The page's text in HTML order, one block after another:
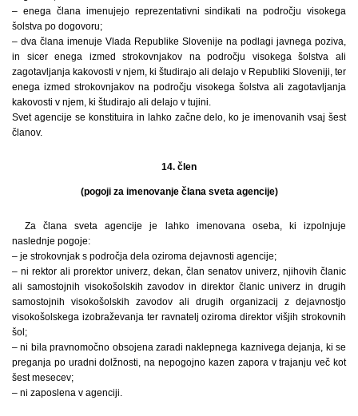
– enega člana imenujejo reprezentativni sindikati na področju visokega
šolstva po dogovoru;
– dva člana imenuje Vlada Republike Slovenije na podlagi javnega poziva,
in sicer enega izmed strokovnjakov na področju visokega šolstva ali
zagotavljanja kakovosti v njem, ki študirajo ali delajo v Republiki Sloveniji, ter
enega izmed strokovnjakov na področju visokega šolstva ali zagotavljanja
kakovosti v njem, ki študirajo ali delajo v tujini.
Svet agencije se konstituira in lahko začne delo, ko je imenovanih vsaj šest
članov.
14. člen
(pogoji za imenovanje člana sveta agencije)
Za člana sveta agencije je lahko imenovana oseba, ki izpolnjuje
naslednje pogoje:
– je strokovnjak s področja dela oziroma dejavnosti agencije;
– ni rektor ali prorektor univerz, dekan, član senatov univerz, njihovih članic
ali samostojnih visokošolskih zavodov in direktor članic univerz in drugih
samostojnih visokošolskih zavodov ali drugih organizacij z dejavnostjo
visokošolskega izobraževanja ter ravnatelj oziroma direktor višjih strokovnih
šol;
– ni bila pravnomočno obsojena zaradi naklepnega kaznivega dejanja, ki se
preganja po uradni dolžnosti, na nepogojno kazen zapora v trajanju več kot
šest mesecev;
– ni zaposlena v agenciji.